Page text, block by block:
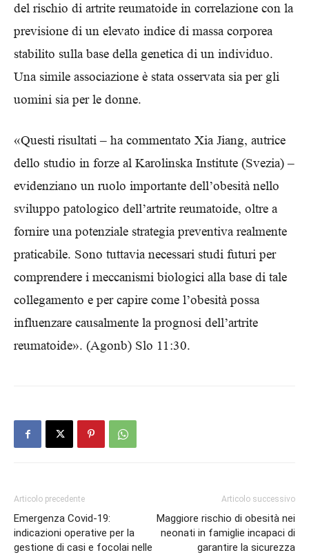
del rischio di artrite reumatoide in correlazione con la
previsione di un elevato indice di massa corporea
stabilito sulla base della genetica di un individuo.
Una simile associazione è stata osservata sia per gli
uomini sia per le donne.
«Questi risultati – ha commentato Xia Jiang, autrice
dello studio in forze al Karolinska Institute (Svezia) –
evidenziano un ruolo importante dell’obesità nello
sviluppo patologico dell’artrite reumatoide, oltre a
fornire una potenziale strategia preventiva realmente
praticabile. Sono tuttavia necessari studi futuri per
comprendere i meccanismi biologici alla base di tale
collegamento e per capire come l’obesità possa
influenzare causalmente la prognosi dell’artrite
reumatoide». (Agonb) Slo 11:30.
Articolo precedente
Emergenza Covid-19:
indicazioni operative per la
gestione di casi e focolai nelle
Articolo successivo
Maggiore rischio di obesità nei
neonati in famiglie incapaci di
garantire la sicurezza